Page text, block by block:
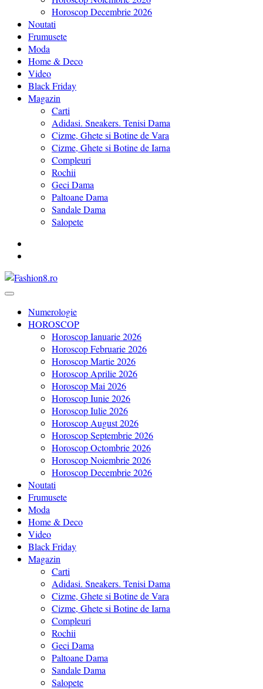
Horoscop Decembrie 2026
Noutati
Frumusete
Moda
Home & Deco
Video
Black Friday
Magazin
Carti
Adidasi. Sneakers. Tenisi Dama
Cizme, Ghete si Botine de Vara
Cizme, Ghete si Botine de Iarna
Compleuri
Rochii
Geci Dama
Paltoane Dama
Sandale Dama
Salopete
Fashion8.ro ❤️
Revista Fashion8.ro locul unde gasesti ce e nou: horoscop,
Numerologie
HOROSCOP
Horoscop Ianuarie 2026
Horoscop Februarie 2026
Horoscop Martie 2026
Horoscop Aprilie 2026
Horoscop Mai 2026
Horoscop Iunie 2026
Horoscop Iulie 2026
Horoscop August 2026
Horoscop Septembrie 2026
Horoscop Octombrie 2026
Horoscop Noiembrie 2026
Horoscop Decembrie 2026
Noutati
Frumusete
Moda
Home & Deco
Video
Black Friday
Magazin
Carti
Adidasi. Sneakers. Tenisi Dama
Cizme, Ghete si Botine de Vara
Cizme, Ghete si Botine de Iarna
Compleuri
Rochii
Geci Dama
Paltoane Dama
Sandale Dama
Salopete